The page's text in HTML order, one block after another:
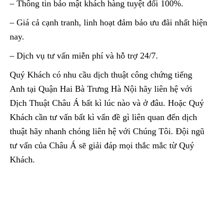
– Thông tin bảo mật khách hàng tuyệt đối 100%.
– Giá cả cạnh tranh, linh hoạt đảm bảo ưu đãi nhất hiện
nay.
– Dịch vụ tư vấn miễn phí và hỗ trợ 24/7.
Quý Khách có nhu cầu dịch thuật công chứng tiếng
Anh tại Quận Hai Bà Trưng Hà Nội hãy liên hệ với
Dịch Thuật Châu Á bất kì lúc nào và ở đâu. Hoặc Quý
Khách cần tư vấn bất kì vấn đề gì liên quan đến dịch
thuật hãy nhanh chóng liên hệ với Chúng Tôi. Đội ngũ
tư vấn của Châu Á sẽ giải đáp mọi thắc mắc từ Quý
Khách.